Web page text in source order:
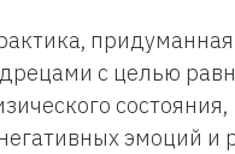
придуманная
с целью
состояния,
эмоций и